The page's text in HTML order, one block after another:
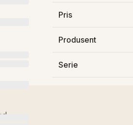
Pris
3 060 kr
Produsent
Serie